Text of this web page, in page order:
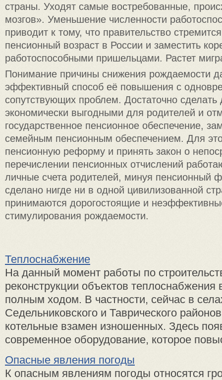
страны. Уходят самые востребованные,
мозгов». Уменьшение численности
приводит к тому, что правительство
пенсионный возраст в России и заместить
работоспособными пришельцами. Растет
Понимание причины снижения рождаемости
эффективный способ её повышения с
сопутствующих проблем. Достаточно сделать
экономически выгодными для родителей и
государственное пенсионное обеспечение,
семейным пенсионным обеспечением. Для
пенсионную реформу и принять закон о
перечислении пенсионных отчислений
личные счета родителей, минуя пенсионный
сделано нигде ни в одной цивилизованной
принимаются дорогостоящие и
стимулирования рождаемости.
Теплоснабжение
На данный момент работы по
реконструкции объектов теплоснабжения
полным ходом. В частности, сейчас в
Седельниковского и Таврического
котельные взамен изношенных. Здесь
современное оборудование, которое
Опасные явления погоды
К опасным явлениям погоды относятся